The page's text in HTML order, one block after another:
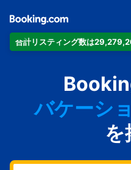
合計リスティング数は
アパー
ホ
バケーシ
ゲス
を